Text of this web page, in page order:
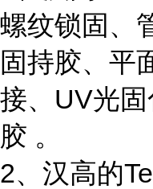
螺纹锁固、
固持胶、平
接、UV光
胶 。
2、汉高的